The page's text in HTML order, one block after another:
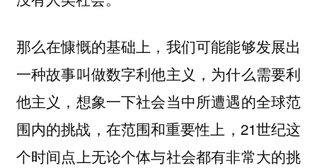
那么在慷慨的基础上，我们可能能够发展出
一种故事叫做数字利他主义，为什么需要利
他主义，想象一下社会当中所遭遇的全球范
围内的挑战，在范围和重要性上，21世纪这
个时间点上无论个体与社会都有非常大的挑